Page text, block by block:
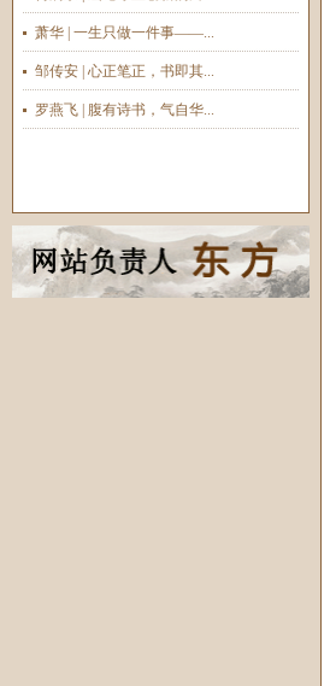
萧华 | 一生只做一件事——...
邹传安 | 心正笔正，书即其...
罗燕飞 | 腹有诗书，气自华...